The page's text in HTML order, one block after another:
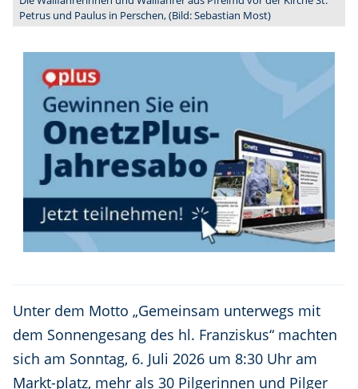
Petrus und Paulus in Perschen, (Bild: Sebastian Most)
Unter dem Motto „Gemeinsam unterwegs mit
dem Sonnengesang des hl. Franziskus“ machten
sich am Sonntag, 6. Juli 2026 um 8:30 Uhr am
Markt-platz, mehr als 30 Pilgerinnen und Pilger